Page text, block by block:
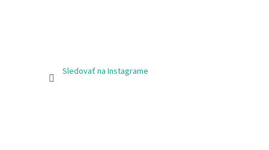
Sledovať na Instagrame